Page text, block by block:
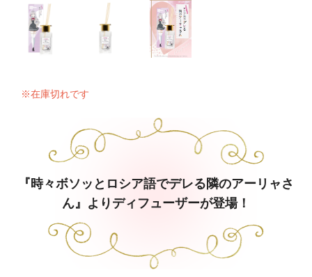
※在庫切れです
『時々ボソッとロシア語でデレる隣のアーリャさ
ん』よりディフューザーが登場！